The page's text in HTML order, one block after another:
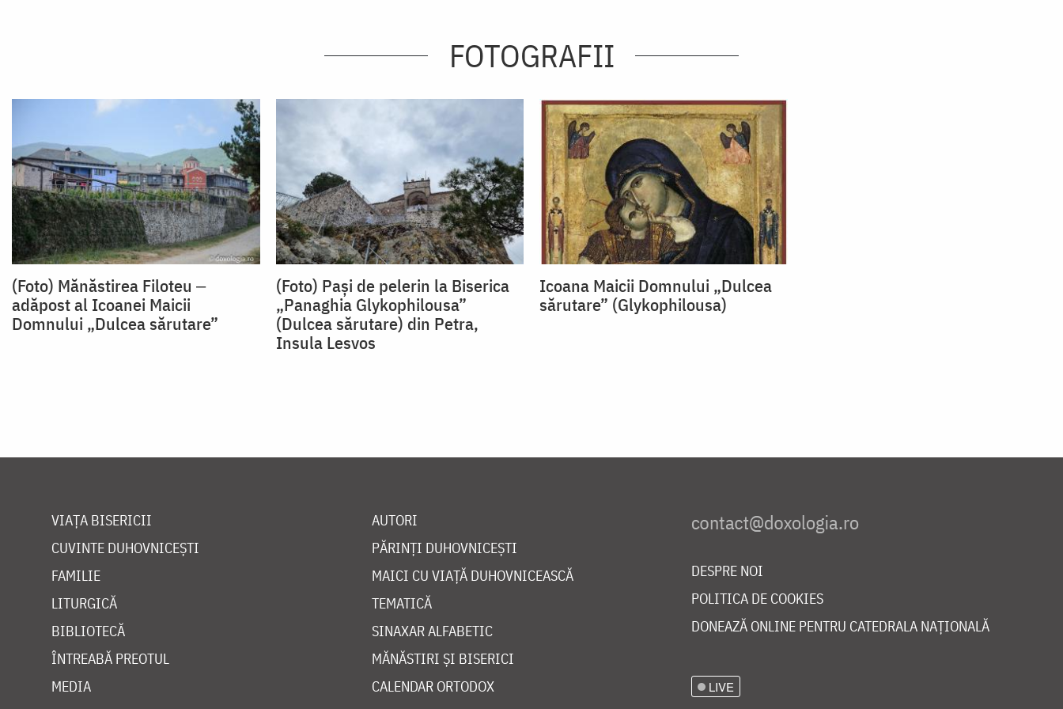
FOTOGRAFII
(Foto) Mănăstirea Filoteu ‒
adăpost al Icoanei Maicii
Domnului „Dulcea sărutare”
(Foto) Pași de pelerin la Biserica
„Panaghia Glykophilousa”
(Dulcea sărutare) din Petra,
Insula Lesvos
Icoana Maicii Domnului „Dulcea
sărutare” (Glykophilousa)
VIAȚA BISERICII
CUVINTE DUHOVNICEȘTI
FAMILIE
LITURGICĂ
BIBLIOTECĂ
ÎNTREABĂ PREOTUL
MEDIA
AUTORI
PĂRINȚI DUHOVNICEȘTI
MAICI CU VIAȚĂ DUHOVNICEASCĂ
TEMATICĂ
SINAXAR ALFABETIC
MĂNĂSTIRI ȘI BISERICI
CALENDAR ORTODOX
DESPRE NOI
POLITICA DE COOKIES
DONEAZĂ ONLINE PENTRU CATEDRALA NAȚIONALĂ
LIVE